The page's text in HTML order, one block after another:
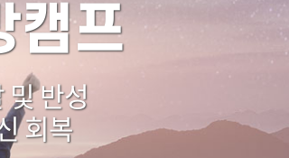
여행
式학습
사례학습
캠프
및 반성
회복
캠프
및 학습
득
이팅
역량 학습
및 투자 연계
4050